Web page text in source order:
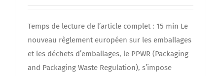
Temps de lecture de l’article complet : 15 min Le
nouveau règlement européen sur les emballages
et les déchets d’emballages, le PPWR (Packaging
and Packaging Waste Regulation), s’impose